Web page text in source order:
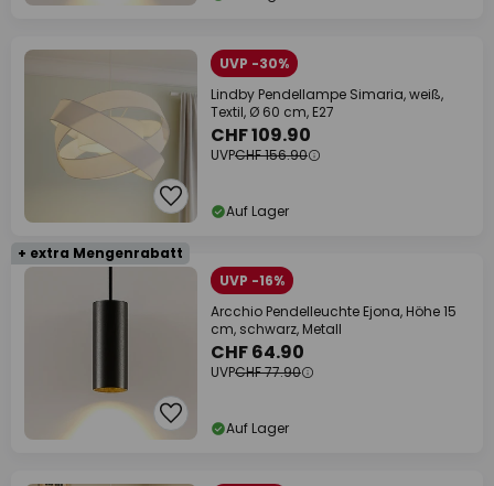
UVP -30%
Lindby Pendellampe Simaria, weiß,
Textil, Ø 60 cm, E27
CHF 109.90
UVPCHF 156.90
Auf Lager
+ extra Mengenrabatt
UVP -16%
Arcchio Pendelleuchte Ejona, Höhe 15
cm, schwarz, Metall
CHF 64.90
UVPCHF 77.90
Auf Lager